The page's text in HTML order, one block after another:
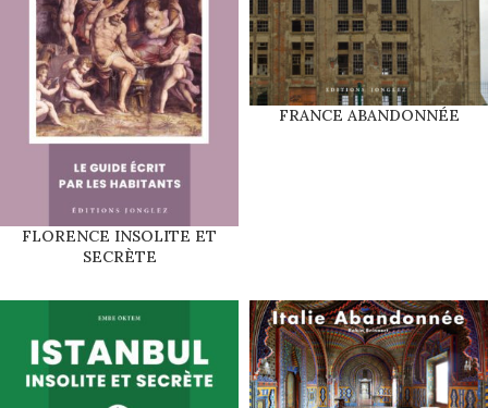
FLORENCE INSOLITE ET
SECRÈTE
FRANCE ABANDONNÉE